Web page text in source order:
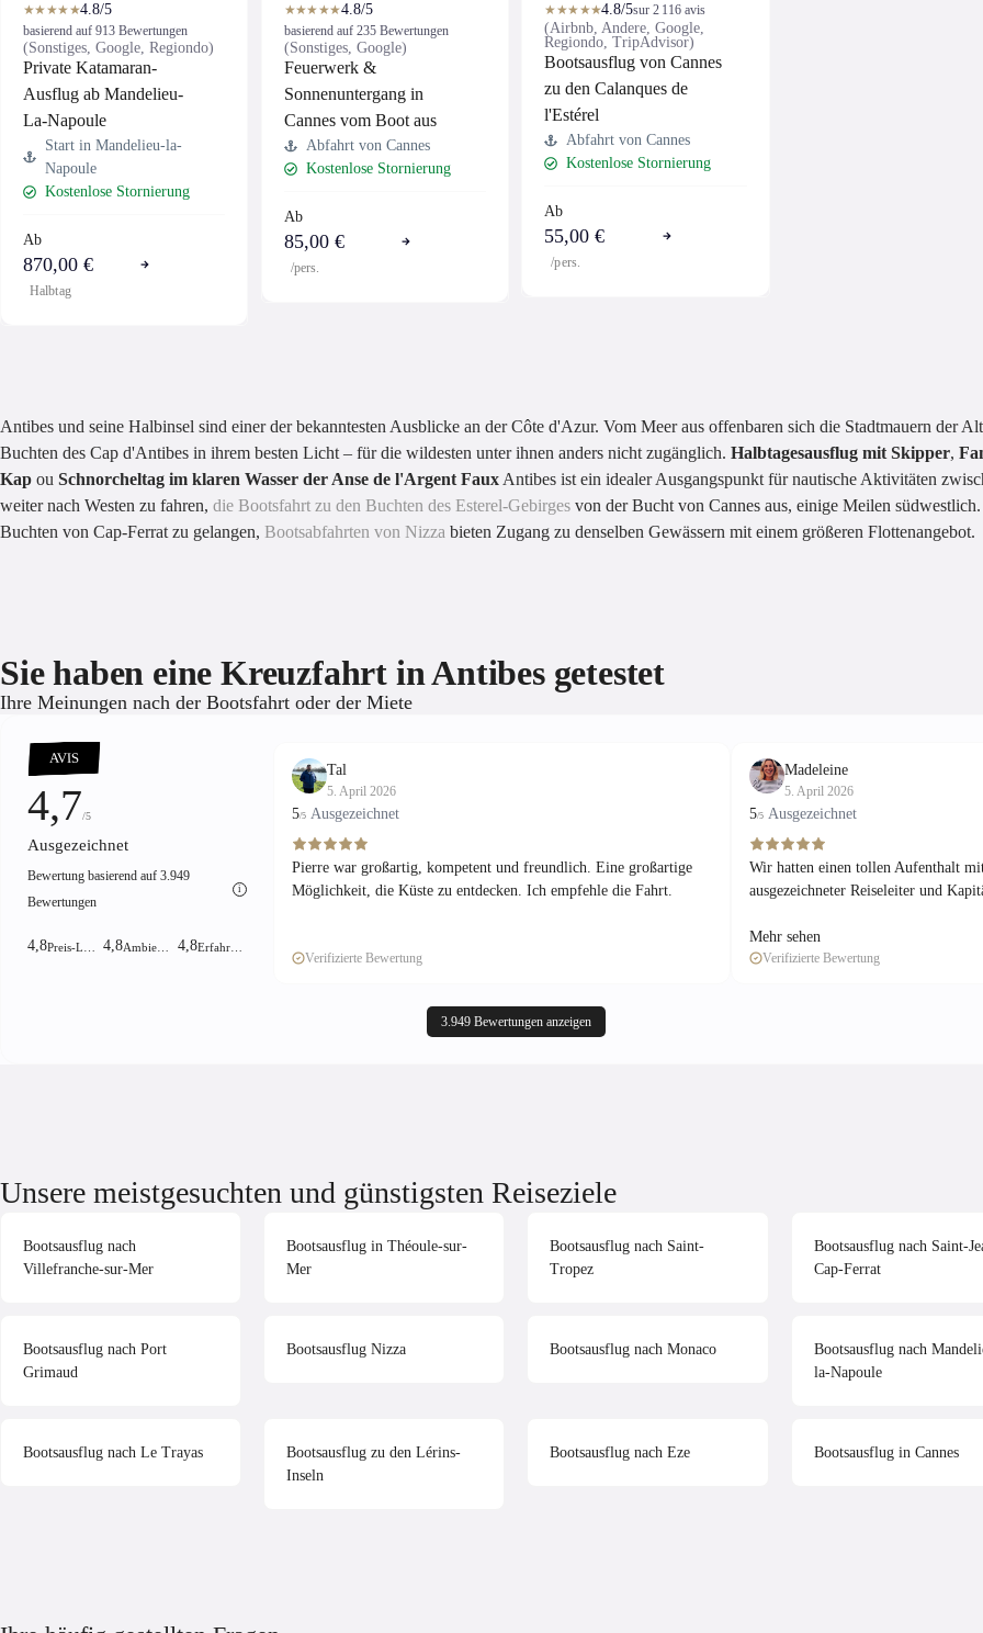
★★★★★4.8/5
basierend auf 913 Bewertungen
(Sonstiges, Google, Regiondo)
Private Katamaran-
Ausflug ab Mandelieu-
La-Napoule
Start in Mandelieu-la-
Napoule
Kostenlose Stornierung
Ab
870,00 €
Halbtag
★★★★★4.8/5
basierend auf 235 Bewertungen
(Sonstiges, Google)
Feuerwerk &
Sonnenuntergang in
Cannes vom Boot aus
Abfahrt von Cannes
Kostenlose Stornierung
Ab
85,00 €
/pers.
★★★★★4.8/5sur 2 116 avis
(Airbnb, Andere, Google,
Regiondo, TripAdvisor)
Bootsausflug von Cannes
zu den Calanques de
l'Estérel
Abfahrt von Cannes
Kostenlose Stornierung
Ab
55,00 €
/pers.
Antibes und seine Halbinsel sind einer der bekanntesten Ausblicke an der Côte d'Azur. Vom Meer aus offenbaren sich die Stadtmauern der
Buchten des Cap d'Antibes in ihrem besten Licht – für die wildesten unter ihnen anders nicht zugänglich. Halbtagesausflug mit Skipper,
Kap ou Schnorcheltag im klaren Wasser der Anse de l'Argent Faux Antibes ist ein idealer Ausgangspunkt für nautische Aktivitäten
weiter nach Westen zu fahren, die Bootsfahrt zu den Buchten des Esterel-Gebirges von der Bucht von Cannes aus, einige Meilen
Buchten von Cap-Ferrat zu gelangen, Bootsabfahrten von Nizza bieten Zugang zu denselben Gewässern mit einem größeren Flottenangebot.
Sie haben eine Kreuzfahrt in Antibes getestet
Ihre Meinungen nach der Bootsfahrt oder der Miete
AVIS
4,7/5
Ausgezeichnet
Bewertung basierend auf 3.949
Bewertungen
i
4,8 4,8 Ambiente 4,8
Tal
5. April 2026
5/5 Ausgezeichnet
Pierre war großartig, kompetent und freundlich. Eine großartige
Möglichkeit, die Küste zu entdecken. Ich empfehle die Fahrt.
Verifizierte Bewertung
Madeleine
5. April 2026
5/5 Ausgezeichnet
Wir hatten einen tollen Aufenthalt
ausgezeichneter Reiseleiter und
Mehr sehen
Verifizierte Bewertung
3.949 Bewertungen anzeigen
Unsere meistgesuchten und günstigsten Reiseziele
Bootsausflug nach
Villefranche-sur-Mer
Bootsausflug in Théoule-sur-
Mer
Bootsausflug nach Saint-
Tropez
Bootsausflug nach Saint-
Cap-Ferrat
Bootsausflug nach Port
Grimaud
Bootsausflug Nizza Bootsausflug nach Monaco
Bootsausflug nach
la-Napoule
Bootsausflug nach Le Trayas
Bootsausflug zu den Lérins-
Inseln
Bootsausflug nach Eze Bootsausflug in Cannes